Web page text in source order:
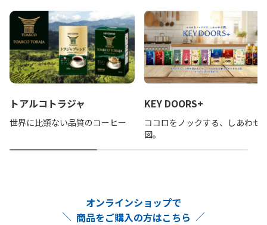
トアルコトラジャ
世界に比類ない品質のコーヒー
KEY DOORS+
ココロをノックする、しあわせ
図。
オンラインショップで
商品をご購入の方はこちら